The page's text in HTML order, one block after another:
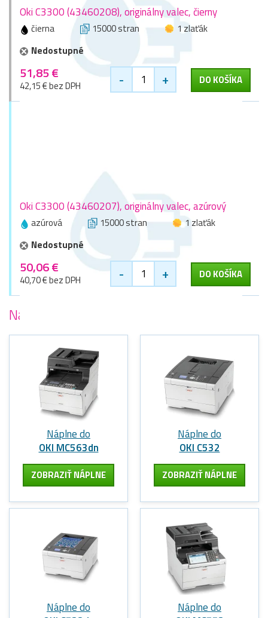
Oki C3300 (43460208), originálny valec, čierny
čierna 15000 stran
1 zlaťák
Nedostupné
51,85 €
42,15 € bez DPH - + DO KOŠÍKA
Oki C3300 (43460207), originálny valec, azúrový
azúrová 15000 stran
1 zlaťák
Nedostupné
50,06 €
40,70 € bez DPH - + DO KOŠÍKA
Najobľúbenejšie
Náplne do
OKI MC563dn
ZOBRAZIŤ NÁPLNE
Náplne do
OKI C532
ZOBRAZIŤ NÁPLNE
Náplne do
Náplne do